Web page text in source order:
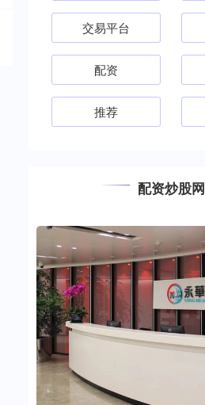
交易平台
配资
推荐
配资炒股网